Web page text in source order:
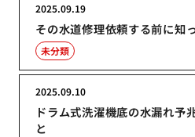
その水道修理依頼する前に知
2025.09.19
未分類
ドラム式洗濯機底の水漏れ予
と
2025.09.10